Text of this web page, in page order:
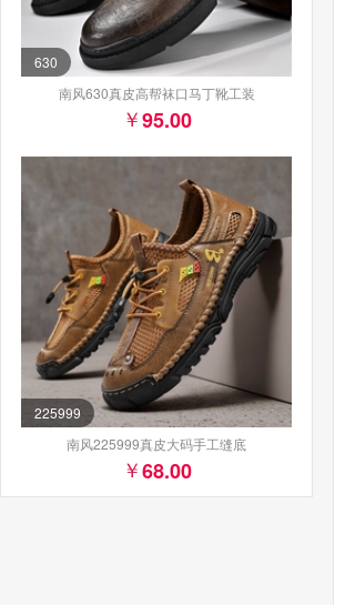
630
南风630真皮高帮袜口马丁靴工装
95.00
225999
南风225999真皮大码手工缝底
68.00